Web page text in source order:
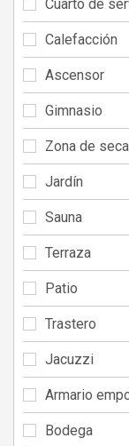
Cuarto de
Calefacción
Ascensor
Gimnasio
Zona de
Jardín
Sauna
Terraza
Patio
Trastero
Jacuzzi
Armario
Bodega